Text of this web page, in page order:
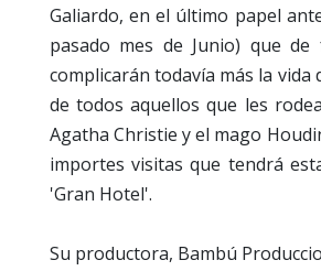
Galiardo, en el último papel
pasado mes de Junio) que
complicarán todavía más la vida
de todos aquellos que les
Agatha Christie y el mago
importes visitas que tendrá
'Gran Hotel'.
Su productora, Bambú